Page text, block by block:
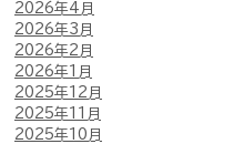
2026年4月
2026年3月
2026年2月
2026年1月
2025年12月
2025年11月
2025年10月